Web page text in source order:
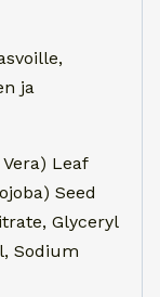
ja
Leaf
Seed
Glyceryl
Sodium